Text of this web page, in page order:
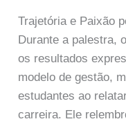
Trajetória e Paixão
Durante a palestra,
os resultados
modelo de gestão,
estudantes ao
carreira. Ele